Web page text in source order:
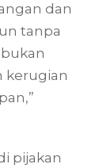
dan
tanpa
kerugian
pijakan